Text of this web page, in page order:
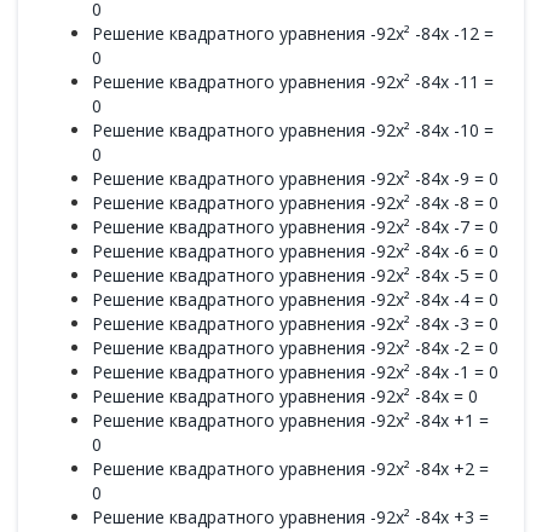
0
Решение квадратного уравнения -92x² -84x -12 =
0
Решение квадратного уравнения -92x² -84x -11 =
0
Решение квадратного уравнения -92x² -84x -10 =
0
Решение квадратного уравнения -92x² -84x -9 = 0
Решение квадратного уравнения -92x² -84x -8 = 0
Решение квадратного уравнения -92x² -84x -7 = 0
Решение квадратного уравнения -92x² -84x -6 = 0
Решение квадратного уравнения -92x² -84x -5 = 0
Решение квадратного уравнения -92x² -84x -4 = 0
Решение квадратного уравнения -92x² -84x -3 = 0
Решение квадратного уравнения -92x² -84x -2 = 0
Решение квадратного уравнения -92x² -84x -1 = 0
Решение квадратного уравнения -92x² -84x = 0
Решение квадратного уравнения -92x² -84x +1 =
0
Решение квадратного уравнения -92x² -84x +2 =
0
Решение квадратного уравнения -92x² -84x +3 =